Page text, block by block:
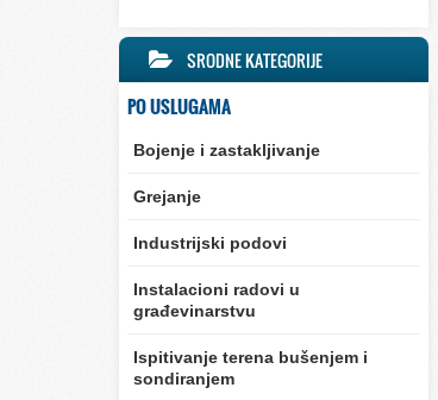
SRODNE KATEGORIJE
PO USLUGAMA
Bojenje i zastakljivanje
Grejanje
Industrijski podovi
Instalacioni radovi u
građevinarstvu
Ispitivanje terena bušenjem i
sondiranjem